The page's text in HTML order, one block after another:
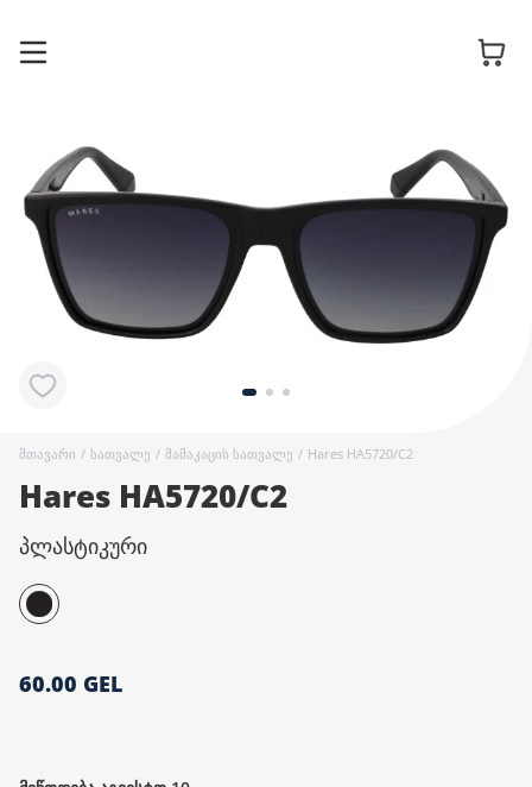
მთავარი / სათვალე / მამაკაცის სათვალე / Hares HA5720/C2
Hares HA5720/C2
პლასტიკური
60.00 GEL
სათვალის
ჩარჩოები
მზის
სათვალეები
კონტაქტური
აქსესუარები
მთავარი გვერდი